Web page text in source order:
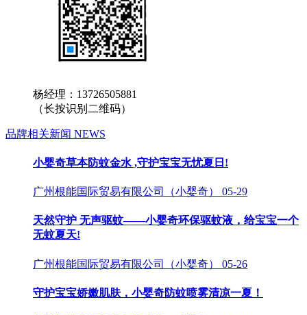
杨经理：13726505881
（长按识别二维码）
品牌相关新闻 NEWS
小婴奇草本防蚊金水 ,守护宝宝无忧夏日!
广州根能国际贸易有限公司（小婴奇） 05-29
天然守护 无声驱蚊——小婴奇环保驱蚊液，给宝宝一个
无蚊夏天!
广州根能国际贸易有限公司（小婴奇） 05-26
守护宝宝娇嫩肌肤，小婴奇防蚊喷雾清凉一夏！